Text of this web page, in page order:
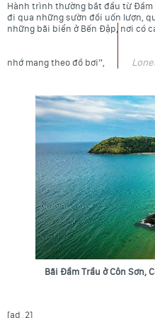
Hành trình thường bắt đầu từ Đầm
đi qua những sườn đồi uốn lượn,
những bãi biển ở Bến Đập, nơi có
nhớ mang theo đồ bơi”,
Bãi Đầm Trầu ở Côn Sơn,
[ad_2]